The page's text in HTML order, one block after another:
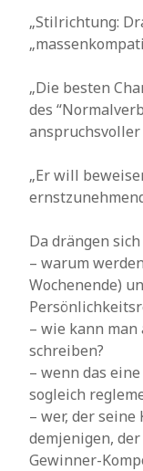
„Stilrichtung:
„Die besten
des
„Er will
Da drängen
– warum
Wochenende)
– wie kann
schreiben?
– wenn das
sogleich
– wer, der
demjenigen,
Gewinner-